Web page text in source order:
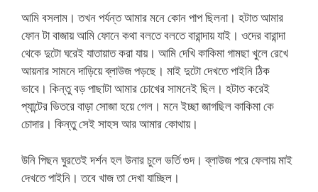
আমি বসলাম। তখন পর্যন্ত আমার মনে কোন পাপ ছিলনা। হটাত আমার
ফোন টা বাজায় আমি ফোনে কথা বলতে বলতে বারান্দায় যাই। ওদের বারান্দা
থেকে দুটো ঘরেই যাতায়াত করা যায়। আমি দেখি কাকিমা গামছা খুলে রেখে
আয়নার সামনে দাড়িয়ে ব্লাউজ পড়ছে। মাই দুটো দেখতে পাইনি ঠিক
ভাবে। কিন্তু বড় পাছাটা আমার চোখের সামনেই ছিল। হটাত করেই
প্যান্টের ভিতরে বাড়া সোজা হয়ে গেল। মনে ইচ্ছা জাগছিল কাকিমা কে
চোদার। কিন্তু সেই সাহস আর আমার কোথায়।
উনি পিছন ঘুরতেই দর্শন হল উনার চুলে ভর্তি গুদ। ব্লাউজ পরে ফেলায় মাই
দেখতে পাইনি। তবে খাজ তা দেখা যাচ্ছিল।